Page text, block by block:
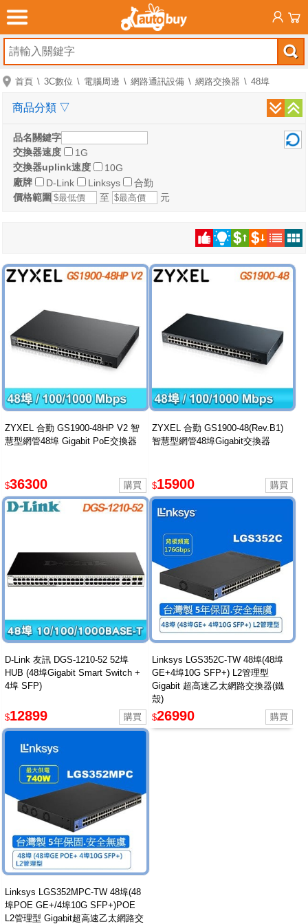
首頁 3C數位 電腦周邊 網路通訊設備 網路交換器 48埠
品名關鍵字
交換器速度
1G
交換器uplink速度
10G
廠牌
D-Link Linksys
合勤
價格範圍
至 元
ZYXEL 合勤 GS1900-48HP V2 智
慧型網管48埠 Gigabit PoE交換器
$36300
ZYXEL 合勤 GS1900-48(Rev.B1)
智慧型網管48埠Gigabit交換器
$15900
D-Link 友訊 DGS-1210-52 52埠
HUB (48埠Gigabit Smart Switch +
4埠 SFP)
$12899
Linksys LGS352C-TW 48埠(48埠
GE+4埠10G SFP+) L2管理型
Gigabit 超高速乙太網路交換器(鐵
殼)
$26990
Linksys LGS352MPC-TW 48埠(48
埠POE GE+/4埠10G SFP+)POE
L2管理型 Gigabit超高速乙太網路交
商品分類 ▽